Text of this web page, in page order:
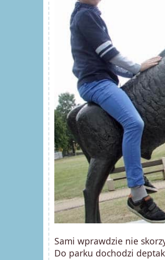
Sami wprawdzie nie
Do parku dochodzi